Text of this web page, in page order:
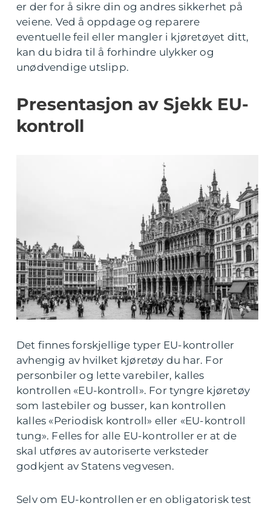
er der for å sikre din og andres sikkerhet på
veiene. Ved å oppdage og reparere
eventuelle feil eller mangler i kjøretøyet ditt,
kan du bidra til å forhindre ulykker og
unødvendige utslipp.
Presentasjon av Sjekk EU-
kontroll
Det finnes forskjellige typer EU-kontroller
avhengig av hvilket kjøretøy du har. For
personbiler og lette varebiler, kalles
kontrollen «EU-kontroll». For tyngre kjøretøy
som lastebiler og busser, kan kontrollen
kalles «Periodisk kontroll» eller «EU-kontroll
tung». Felles for alle EU-kontroller er at de
skal utføres av autoriserte verksteder
godkjent av Statens vegvesen.
Selv om EU-kontrollen er en obligatorisk test